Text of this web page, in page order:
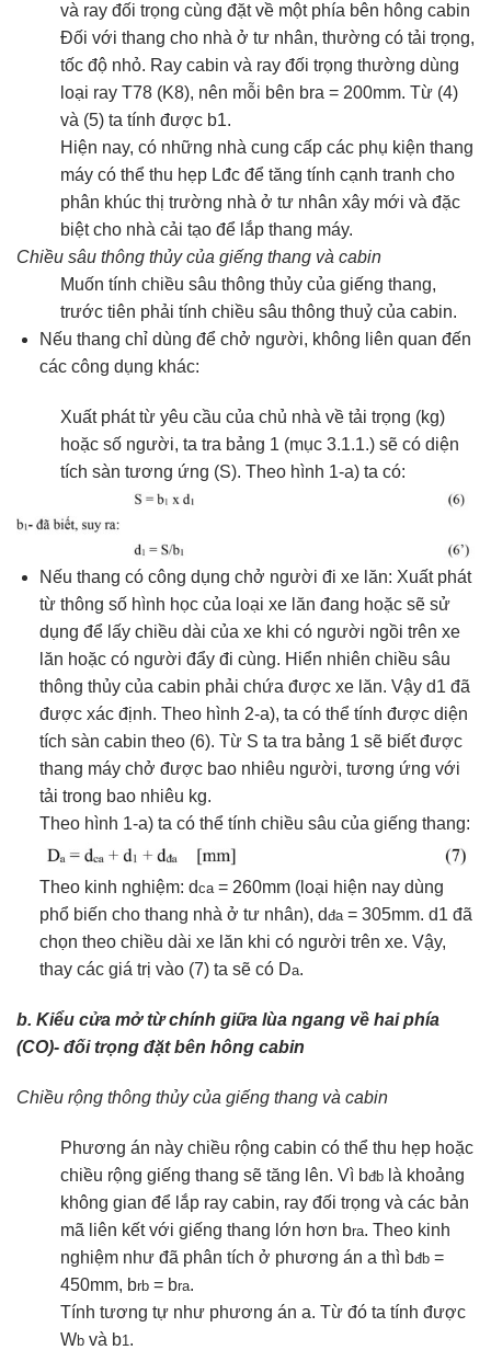
và ray đối trọng cùng đặt về một phía bên hông cabin
Đối với thang cho nhà ở tư nhân, thường có tải trọng,
tốc độ nhỏ. Ray cabin và ray đối trọng thường dùng
loại ray T78 (K8), nên mỗi bên bra = 200mm. Từ (4)
và (5) ta tính được b1.
Hiện nay, có những nhà cung cấp các phụ kiện thang
máy có thể thu hẹp Lđc để tăng tính cạnh tranh cho
phân khúc thị trường nhà ở tư nhân xây mới và đặc
biệt cho nhà cải tạo để lắp thang máy.
Chiều sâu thông thủy của giếng thang và cabin
Muốn tính chiều sâu thông thủy của giếng thang,
trước tiên phải tính chiều sâu thông thuỷ của cabin.
Nếu thang chỉ dùng để chở người, không liên quan đến
các công dụng khác:
Xuất phát từ yêu cầu của chủ nhà về tải trọng (kg)
hoặc số người, ta tra bảng 1 (mục 3.1.1.) sẽ có diện
tích sàn tương ứng (S). Theo hình 1-a) ta có:
Nếu thang có công dụng chở người đi xe lăn: Xuất phát
từ thông số hình học của loại xe lăn đang hoặc sẽ sử
dụng để lấy chiều dài của xe khi có người ngồi trên xe
lăn hoặc có người đẩy đi cùng. Hiển nhiên chiều sâu
thông thủy của cabin phải chứa được xe lăn. Vậy d1 đã
được xác định. Theo hình 2-a), ta có thể tính được diện
tích sàn cabin theo (6). Từ S ta tra bảng 1 sẽ biết được
thang máy chở được bao nhiêu người, tương ứng với
tải trong bao nhiêu kg.
Theo hình 1-a) ta có thể tính chiều sâu của giếng thang:
Theo kinh nghiệm: dca= 260mm (loại hiện nay dùng
phổ biến cho thang nhà ở tư nhân), dđa= 305mm. d1 đã
chọn theo chiều dài xe lăn khi có người trên xe. Vậy,
thay các giá trị vào (7) ta sẽ có Da.
b. Kiểu cửa mở từ chính giữa lùa ngang về hai phía
(CO)- đối trọng đặt bên hông cabin
Chiều rộng thông thủy của giếng thang và cabin
Phương án này chiều rộng cabin có thể thu hẹp hoặc
chiều rộng giếng thang sẽ tăng lên. Vì bđb là khoảng
không gian để lắp ray cabin, ray đối trọng và các bản
mã liên kết với giếng thang lớn hơn bra. Theo kinh
nghiệm như đã phân tích ở phương án a thì bđb =
450mm, brb = bra.
Tính tương tự như phương án a. Từ đó ta tính được
Wb và b1 .